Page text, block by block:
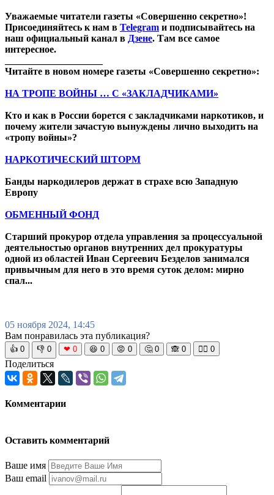
Уважаемые читатели газеты «Совершенно секретно»!
Присоединяйтесь к нам в Telegram и подписывайтесь на
наш официальный канал в Дзене. Там все самое
интересное.
Читайте в новом номере газеты «Совершенно секретно»:
НА ТРОПЕ ВОЙНЫ … С «ЗАКЛАДЧИКАМИ»
Кто и как в России борется с закладчиками наркотиков, и
почему жители зачастую вынуждены лично выходить на
«тропу войны»?
НАРКОТИЧЕСКИЙ ШТОРМ
Банды наркодилеров держат в страхе всю Западную
Европу
ОБМЕННЫЙ ФОНД
Старший прокурор отдела управления за процессуальной
деятельностью органов внутренних дел прокуратуры
одной из областей Иван Сергеевич Безделов занимался
привычным для него в это время суток делом: мирно
спал...
05 ноября 2024, 14:45
Вам понравилась эта публикация?
👍 0 👎 0 ❤ 0 😆 0 😡 0 🤔 0 🙈 0 🧘‍♀️ 0
Поделиться
Комментарии
Оставить комментарий
Ваше имя
Ваш email